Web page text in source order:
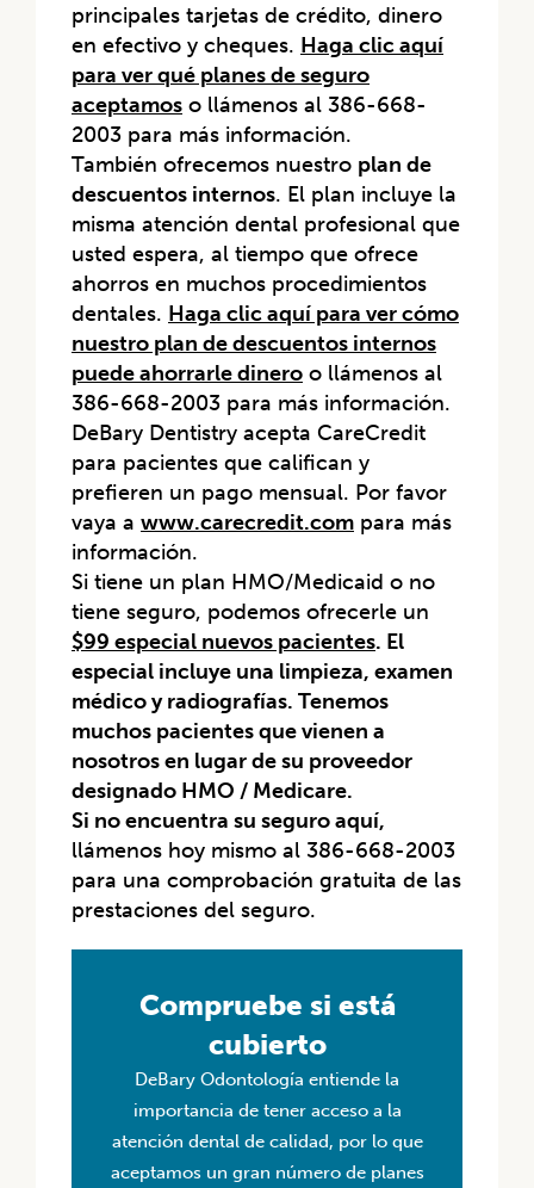
principales tarjetas de crédito, dinero
en efectivo y cheques. Haga clic aquí
para ver qué planes de seguro
aceptamos o llámenos al 386-668-
2003 para más información.
También ofrecemos nuestro plan de
descuentos internos. El plan incluye la
misma atención dental profesional que
usted espera, al tiempo que ofrece
ahorros en muchos procedimientos
dentales. Haga clic aquí para ver cómo
nuestro plan de descuentos internos
puede ahorrarle dinero o llámenos al
386-668-2003 para más información.
DeBary Dentistry acepta CareCredit
para pacientes que califican y
prefieren un pago mensual. Por favor
vaya a www.carecredit.com para más
información.
Si tiene un plan HMO/Medicaid o no
tiene seguro, podemos ofrecerle un
$99 especial nuevos pacientes. El
especial incluye una limpieza, examen
médico y radiografías. Tenemos
muchos pacientes que vienen a
nosotros en lugar de su proveedor
designado HMO / Medicare.
Si no encuentra su seguro aquí,
llámenos hoy mismo al 386-668-2003
para una comprobación gratuita de las
prestaciones del seguro.
Compruebe si está
cubierto
DeBary Odontología entiende la
importancia de tener acceso a la
atención dental de calidad, por lo que
aceptamos un gran número de planes